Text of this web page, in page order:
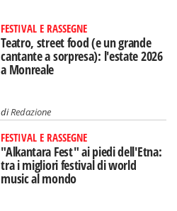
FESTIVAL E RASSEGNE
Teatro, street food (e un grande
cantante a sorpresa): l'estate 2026
a Monreale
diRedazione
FESTIVAL E RASSEGNE
"Alkantara Fest" ai piedi dell'Etna:
tra i migliori festival di world
music al mondo